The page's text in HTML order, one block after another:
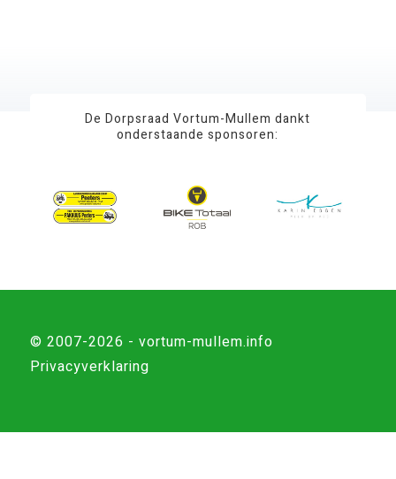
De Dorpsraad Vortum-Mullem dankt
onderstaande sponsoren:
© 2007-2026 - vortum-mullem.info
Privacyverklaring